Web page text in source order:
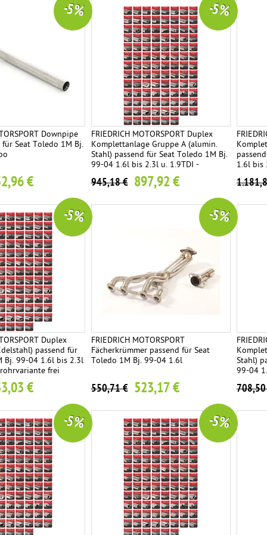
Downpipe
Seat Toledo 1M Bj.
€
-5 %
FRIEDRICH MOTORSPORT Duplex
Komplettanlage Gruppe A (alumin.
Stahl) passend für Seat Toledo 1M Bj.
99-04 1.6l bis 2.3l u. 1.9TDI -
Endrohrvariante frei wählbar
945,18 € 897,92 €
-5 %
1.6l bis
Duplex
passend für
Bj. 99-04 1.6l bis 2.3l
frei
€
-5 %
FRIEDRICH MOTORSPORT
Fächerkrümmer passend für Seat
Toledo 1M Bj. 99-04 1.6l
550,71 € 523,17 €
-5 %
Stahl)
99-04
-5 % -5 %